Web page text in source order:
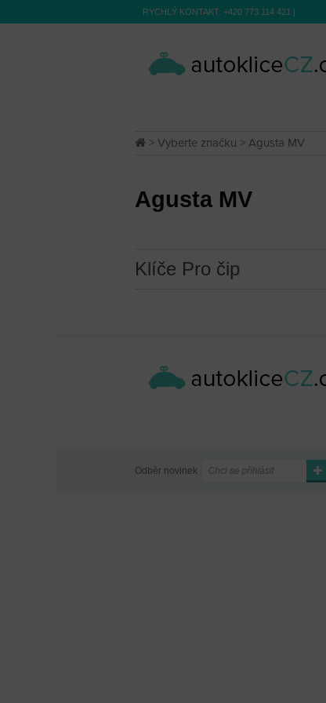
RYCHLÝ KONTAKT: +420 773 114 421 |
> Vyberte značku > Agusta MV
Agusta MV
Klíče Pro čip
Odběr novinek